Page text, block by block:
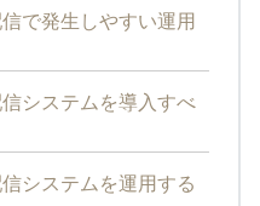
で発生しやすい運用
システムを導入すべ
システムを運用する